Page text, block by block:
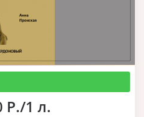
Р./1 л.